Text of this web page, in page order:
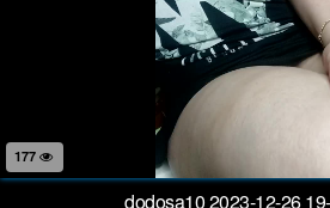
dodosa10 2023-12-26